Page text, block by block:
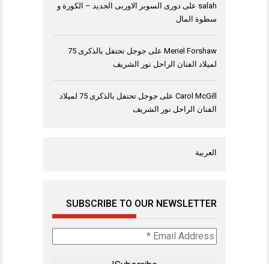
salah على دورى السوبر الاوربى الجديد – الكورة و
سطوة المال
Meriel Forshaw على
جوجل تحتفل بالذكرى 75
لميلاد الفنان الراحل نور الشريف
Carol McGill على
جوجل تحتفل بالذكرى 75 لميلاد
الفنان الراحل نور الشريف
العربية
SUBSCRIBE TO OUR NEWSLETTER
Email
Address